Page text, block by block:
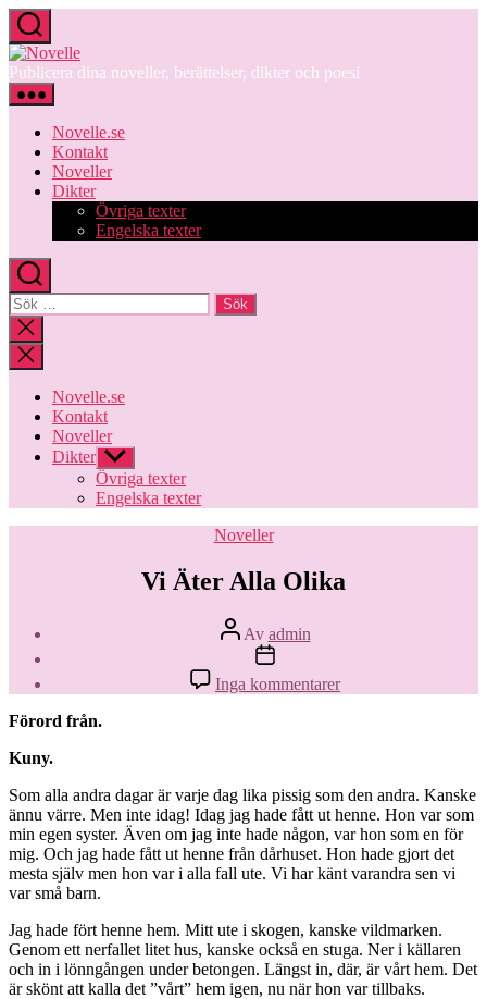
Hoppa
till
innehåll
Novelle
Publicera dina noveller, berättelser, dikter och poesi
Novelle.se
Kontakt
Noveller
Dikter
Övriga texter
Engelska texter
Sök
efter:
Stäng
sökningen
Novelle.se
Kontakt
Noveller
Dikter Visa
undermeny
Övriga texter
Engelska texter
Kategorier
Noveller
Vi Äter Alla Olika
Inläggsförfattare
Av admin
Inläggsdatum
Inga kommentarertill
Vi
Förord från.
Kuny.
Som alla andra dagar är varje dag lika pissig som den andra. Kanske
ännu värre. Men inte idag! Idag jag hade fått ut henne. Hon var som
min egen syster. Även om jag inte hade någon, var hon som en för
mig. Och jag hade fått ut henne från dårhuset. Hon hade gjort det
mesta själv men hon var i alla fall ute. Vi har känt varandra sen vi
var små barn.
Jag hade fört henne hem. Mitt ute i skogen, kanske vildmarken.
Genom ett nerfallet litet hus, kanske också en stuga. Ner i källaren
och in i lönngången under betongen. Längst in, där, är vårt hem. Det
är skönt att kalla det ”vårt” hem igen, nu när hon var tillbaks.